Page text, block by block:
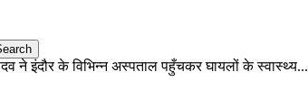
ने इंदौर के विभिन्न अस्पताल पहुँचकर घायलों के स्वास्थ्य...